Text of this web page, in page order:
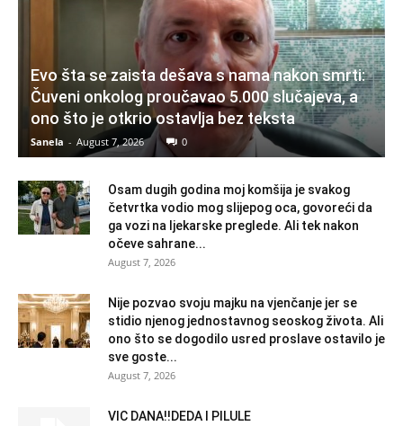
Evo šta se zaista dešava s nama nakon smrti:
Čuveni onkolog proučavao 5.000 slučajeva, a
ono što je otkrio ostavlja bez teksta
Sanela - August 7, 2026 0
Osam dugih godina moj komšija je svakog
četvrtka vodio mog slijepog oca, govoreći da
ga vozi na ljekarske preglede. Ali tek nakon
očeve sahrane...
August 7, 2026
Nije pozvao svoju majku na vjenčanje jer se
stidio njenog jednostavnog seoskog života. Ali
ono što se dogodilo usred proslave ostavilo je
sve goste...
August 7, 2026
VIC DANA!!DEDA I PILULE